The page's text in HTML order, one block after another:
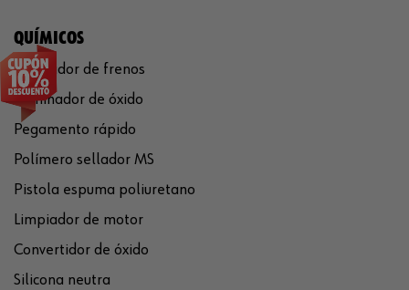
QUÍMICOS
Limpiador de frenos
Eliminador de óxido
Pegamento rápido
Polímero sellador MS
Pistola espuma poliuretano
Limpiador de motor
Convertidor de óxido
Silicona neutra